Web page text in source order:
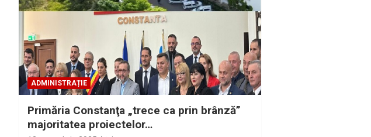
ADMINISTRAȚIE
Primăria Constanţa „trece ca prin brânză”
majoritatea proiectelor…